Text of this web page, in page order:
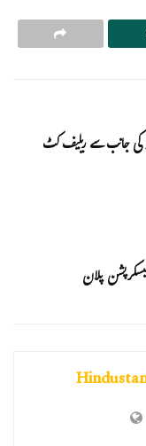
کی جانب سے ریلیف کٹ
پلان